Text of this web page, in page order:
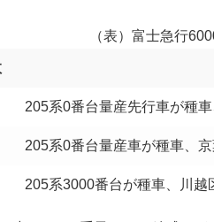
（表）富士急行
205系0番台量産先行車が種
205系0番台量産車が種車、
205系3000番台が種車、川越